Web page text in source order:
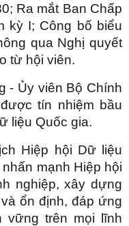
Ra mắt Ban Chấp
kỳ I; Công bố biểu
qua Nghị quyết
từ hội viên.
- Ủy viên Bộ Chính
tín nhiệm bầu
liệu Quốc gia.
Hiệp hội Dữ liệu
mạnh Hiệp hội
nghiệp, xây dựng
ổn định, đáp ứng
vững trên mọi lĩnh